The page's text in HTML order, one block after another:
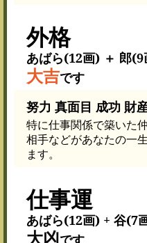
外格
あばら(12画) ＋ 郎
大吉です
努力 真面目 成功 財
特に仕事関係で築いた
相手などがあなたの一
ます。
仕事運
あばら(12画) + 谷(7
大凶です